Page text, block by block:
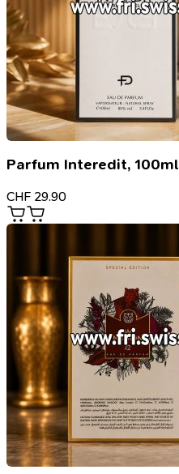
Parfum Interedit, 100ml
CHF 29.90